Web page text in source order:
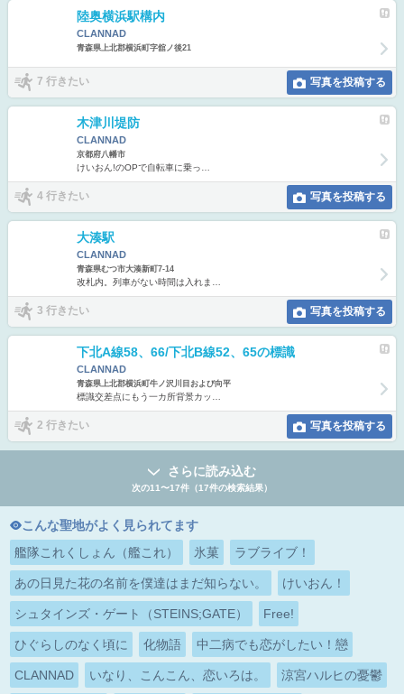
陸奥横浜駅構内
CLANNAD
青森県上北郡横浜町字舘ノ後21
7 行きたい 写真を投稿する
木津川堤防
CLANNAD
京都府八幡市
けいおん!のOPで自転車に乗っ…
4 行きたい 写真を投稿する
大湊駅
CLANNAD
青森県むつ市大湊新町7-14
改札内。列車がない時間は入れま…
3 行きたい 写真を投稿する
下北A線58、66/下北B線52、65の標識
CLANNAD
青森県上北郡横浜町牛ノ沢川目および向平
標識交差点にもう一カ所背景カッ…
2 行きたい 写真を投稿する
さらに読み込む
次の11〜17件（17件の検索結果）
こんな聖地がよく見られてます
艦隊これくしょん（艦これ）
氷菓 ラブライブ！
あの日見た花の名前を僕達はまだ知らない。 けいおん！
シュタインズ・ゲート（STEINS;GATE） Free!
ひぐらしのなく頃に 化物語 中二病でも恋がしたい！戀
CLANNAD いなり、こんこん、恋いろは。 涼宮ハルヒの憂鬱